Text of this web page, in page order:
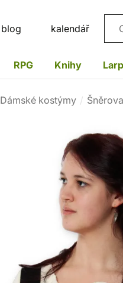
blog kalendář
RPG Knihy
Dámské kostýmy